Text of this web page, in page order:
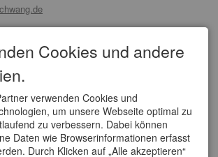
Cookies und andere
verwenden Cookies und
um unsere Webseite optimal zu
zu verbessern. Dabei können
Daten wie Browserinformationen erfasst
Durch Klicken auf „Alle akzeptieren“